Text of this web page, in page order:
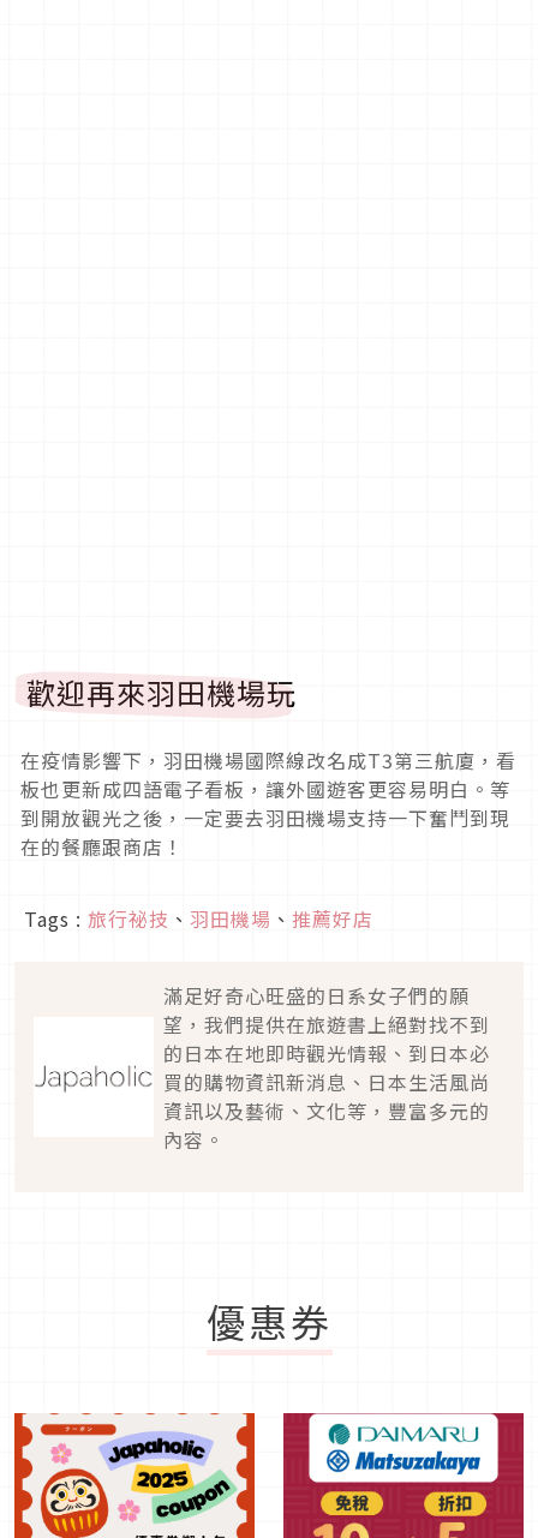
歡迎再來羽田機場玩
在疫情影響下，羽田機場國際線改名成T3第三航廈，看
板也更新成四語電子看板，讓外國遊客更容易明白。等
到開放觀光之後，一定要去羽田機場支持一下奮鬥到現
在的餐廳跟商店！
Tags : 旅行祕技 、 羽田機場 、 推薦好店
滿足好奇心旺盛的日系女子們的願
望，我們提供在旅遊書上絕對找不到
的日本在地即時觀光情報、到日本必
買的購物資訊新消息、日本生活風尚
資訊以及藝術、文化等，豐富多元的
內容。
優惠券